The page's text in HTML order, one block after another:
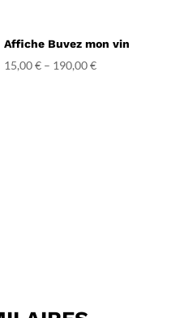
Affiche Buvez mon vin
15,00€ – 190,00€